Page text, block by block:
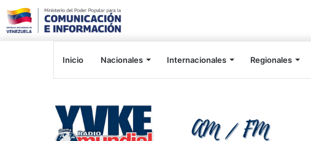
Inicio Nacionales Internacionales Regionales